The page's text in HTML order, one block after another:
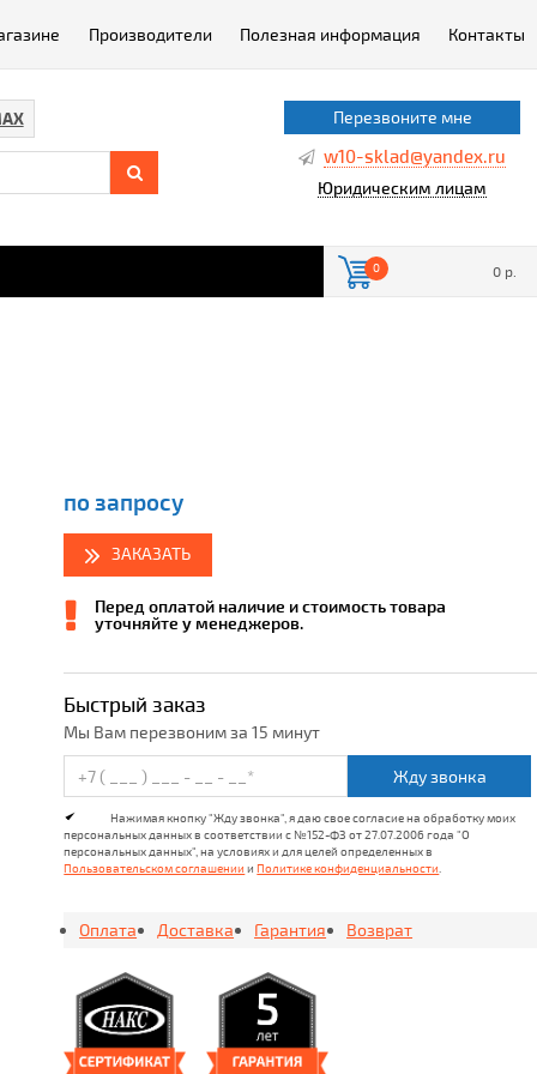
Производители Полезная информация Контакты
Перезвоните мне
w10-sklad@yandex.ru
Юридическим лицам
0 0 р.
по запросу
ЗАКАЗАТЬ
Перед оплатой наличие и стоимость товара
уточняйте у менеджеров.
Быстрый заказ
Мы Вам перезвоним за 15 минут
Жду звонка
Нажимая кнопку "Жду звонка", я даю свое согласие на обработку моих
персональных данных в соответствии с №152-ФЗ от 27.07.2006 года "О
персональных данных", на условиях и для целей определенных в
Пользовательском соглашении иПолитике конфиденциальности
Оплата Доставка Гарантия Возврат